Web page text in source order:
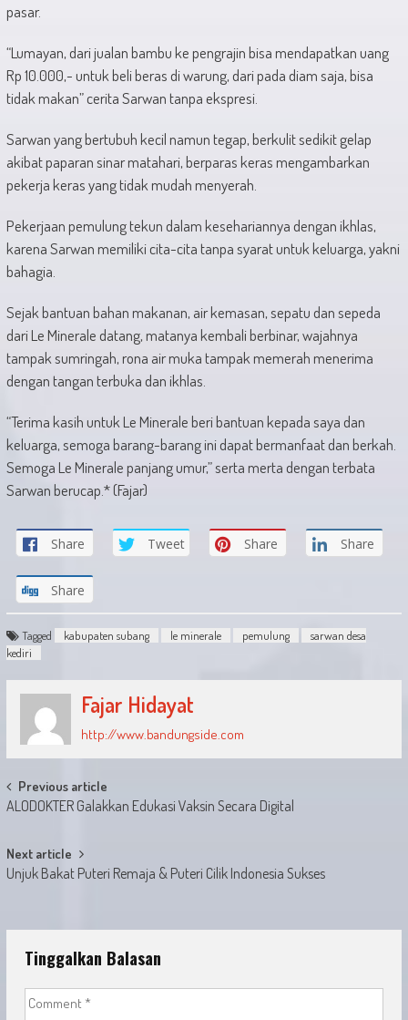
pasar.
“Lumayan, dari jualan bambu ke pengrajin bisa mendapatkan uang
Rp 10.000,- untuk beli beras di warung, dari pada diam saja, bisa
tidak makan” cerita Sarwan tanpa ekspresi.
Sarwan yang bertubuh kecil namun tegap, berkulit sedikit gelap
akibat paparan sinar matahari, berparas keras mengambarkan
pekerja keras yang tidak mudah menyerah.
Pekerjaan pemulung tekun dalam kesehariannya dengan ikhlas,
karena Sarwan memiliki cita-cita tanpa syarat untuk keluarga, yakni
bahagia.
Sejak bantuan bahan makanan, air kemasan, sepatu dan sepeda
dari Le Minerale datang, matanya kembali berbinar, wajahnya
tampak sumringah, rona air muka tampak memerah menerima
dengan tangan terbuka dan ikhlas.
“Terima kasih untuk Le Minerale beri bantuan kepada saya dan
keluarga, semoga barang-barang ini dapat bermanfaat dan berkah.
Semoga Le Minerale panjang umur,” serta merta dengan terbata
Sarwan berucap.* (Fajar)
Share Tweet Share Share
Share
Tagged kabupaten subang le minerale pemulung
sarwan desa
kediri
Fajar Hidayat
http://www.bandungside.com
Post
navigation
Previous article
ALODOKTER Galakkan Edukasi Vaksin Secara Digital
Next article
Unjuk Bakat Puteri Remaja & Puteri Cilik Indonesia Sukses
Tinggalkan Balasan